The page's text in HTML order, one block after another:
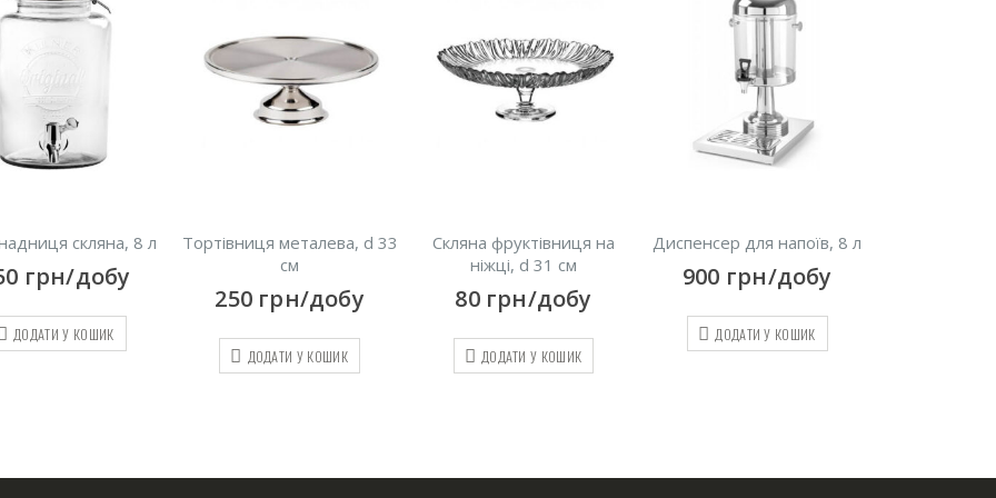
скляна, 8 л
добу
У КОШИК
Тортівниця металева, d 33
250грн/добу
ДОДАТИ У КОШИК
Скляна фруктівниця на
ніжці, d 31 см
грн/добу
ДОДАТИ У КОШИК
Диспенсер для напоїв, 8 л
900грн/добу
ДОДАТИ У КОШИК
Блюдо Сланець,